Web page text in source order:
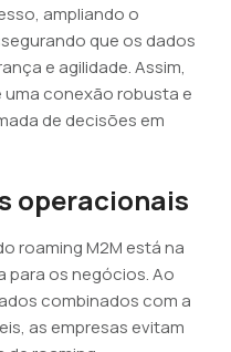
ampliando o
que os dados
e agilidade. Assim,
uma conexão robusta e
de decisões em
operacionais
roaming M2M está na
para os negócios. Ao
combinados com a
as empresas evitam